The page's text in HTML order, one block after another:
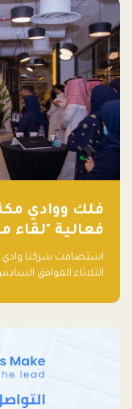
فلك ووادي
فعالية "لقاء
في المنطقة"
استضافت شركتا وادي
الثلاثاء الموافق
مشاركاً من أبرز